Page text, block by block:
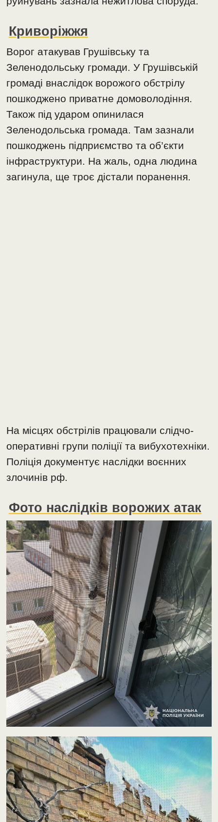
Криворіжжя
Ворог атакував Грушівську та
Зеленодольську громади. У Грушівській
громаді внаслідок ворожого обстрілу
пошкоджено приватне домоволодіння.
Також під ударом опинилася
Зеленодольська громада. Там зазнали
пошкоджень підприємство та об’єкти
інфраструктури. На жаль, одна людина
загинула, ще троє дістали поранення.
На місцях обстрілів працювали слідчо-
оперативні групи поліції та вибухотехніки.
Поліція документує наслідки воєнних
злочинів рф.
Фото наслідків ворожих атак